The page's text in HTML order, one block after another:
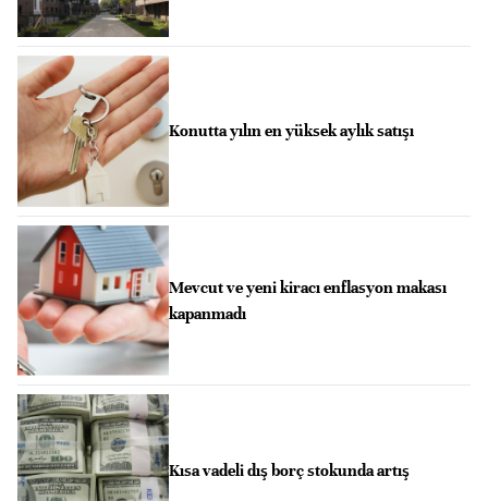
Konutta yılın en yüksek aylık satışı
Mevcut ve yeni kiracı enflasyon makası
kapanmadı
Kısa vadeli dış borç stokunda artış